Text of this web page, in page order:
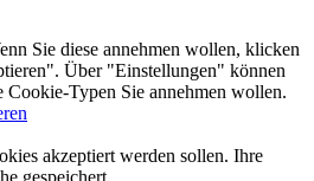
Sie diese annehmen wollen, klicken
Über "Einstellungen" können
Cookie-Typen Sie annehmen wollen.
akzeptiert werden sollen. Ihre